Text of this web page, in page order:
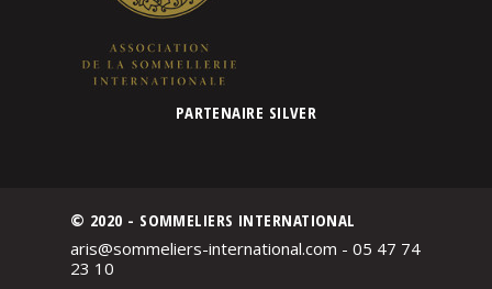
PARTENAIRE SILVER
© 2020 - SOMMELIERS INTERNATIONAL
aris@sommeliers-international.com - 05 47 74
23 10